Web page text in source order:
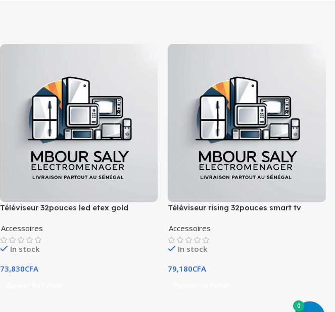
Téléviseur 32pouces led etex gold
Accessoires
In stock
73,830CFA
Téléviseur rising 32pouces smart tv
Accessoires
In stock
79,180CFA
0